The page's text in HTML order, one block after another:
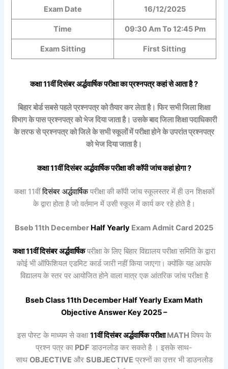
Exam Date 16/12/2025
Time 09:30 Am To 12:45 Pm
Exam Sitting First Sitting
कक्षा 11वींदिसंबरअर्द्धवार्षिकपरीक्षा का प्रश्नपत्र कहां से आता है ?
बिहार बोर्ड सबसे पहले प्रश्नपत्र को तैयार कर लेता है। फिर सभी जिला शिक्षा
विभाग के पास प्रश्नपत्र को भेज दिया जाता है। उसके बाद जिला शिक्षा पदाधिकारी
के तरफ से प्रश्नपत्र को जिले के सभी स्कूलों में परीक्षा होने के उपरांत प्रश्नपत्र
को भेज दिया जाता है।
कक्षा 11वींदिसंबरअर्द्धवार्षिकपरीक्षा की कॉपी जांच कहां होगा ?
कक्षा 11वींदिसंबर अर्द्धवार्षिकपरीक्षा की कॉपी जांच स्कूलस्तर में ही उन शिक्षकों
के द्वारा होता है जो वर्तमान में उसी स्कूल में कार्य कर रहे होते है।
Bseb 11th December Half Yearly Exam Admit Card 2025
कक्षा 11वींदिसंबरअर्द्धवार्षिकपरीक्षा के लिए बिहार विद्यालय परीक्षा समिति के द्वारा
कोई भी ऑफिशियल एडमिट कार्ड जारी नहीं किया जाएगा। क्योंकि यह आपके
विद्यालय के स्तर पर आयोजित होने वाला मात्र एक आंतरिक जांच परीक्षा है
Bseb Class 11th December Half Yearly Exam Math
Objective Answer Key 2025 –
इस पोस्ट के माध्यम से कक्षा11वींदिसंबरअर्द्धवार्षिकपरीक्षाMATH विषय के
प्रश्न पत्र का PDF डाउनलोड कर सकते है । इसके साथ-
साथ OBJECTIVE और SUBJECTIVE प्रश्नों का उत्तर भी डाउनलोड